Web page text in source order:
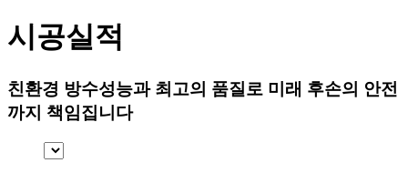
시공실적
친환경 방수성능과 최고의 품질로 미래 후손의 안전
까지 책임집니다